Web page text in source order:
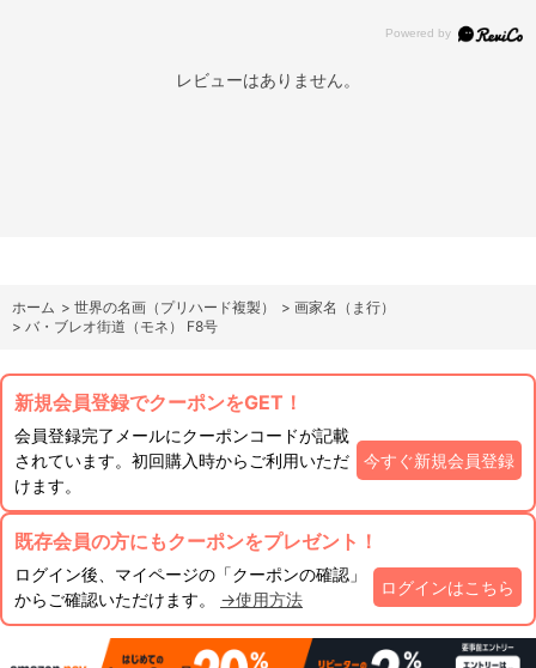
レビューはありません。
ホーム > 世界の名画（プリハード複製） > 画家名（ま行）
> バ・ブレオ街道（モネ） F8号
新規会員登録でクーポンをGET！
会員登録完了メールにクーポンコードが記載
されています。初回購入時からご利用いただ
けます。
今すぐ新規会員登録
既存会員の方にもクーポンをプレゼント！
ログイン後、マイページの「クーポンの確認」
からご確認いただけます。 →使用方法
ログインはこちら